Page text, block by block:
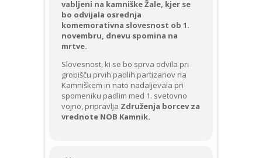
vabljeni na kamniške Žale, kjer se
bo odvijala osrednja
komemorativna slovesnost ob 1.
novembru, dnevu spomina na
mrtve.
Slovesnost, ki se bo sprva odvila pri
grobišču prvih padlih partizanov na
Kamniškem in nato nadaljevala pri
spomeniku padlim med 1. svetovno
vojno, pripravlja Združenja borcev za
vrednote NOB Kamnik.